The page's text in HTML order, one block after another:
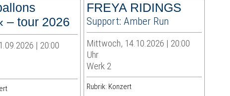
– tour 2026
| 20:00
FREYA RIDINGS
Support: Amber Run
Mittwoch, 14.10.2026 | 20:00
Uhr
Werk 2
Rubrik: Konzert